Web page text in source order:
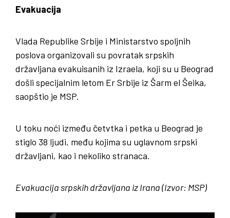
Evakuacija
Vlada Republike Srbije i Ministarstvo spoljnih
poslova organizovali su povratak srpskih
državljana evakuisanih iz Izraela, koji su u Beograd
došli specijalnim letom Er Srbije iz Šarm el Šeika,
saopštio je MSP.
U toku noći između četvtka i petka u Beograd je
stiglo 38 ljudi, među kojima su uglavnom srpski
državljani, kao i nekoliko stranaca.
Evakuacija srpskih državljana iz Irana (Izvor: MSP)